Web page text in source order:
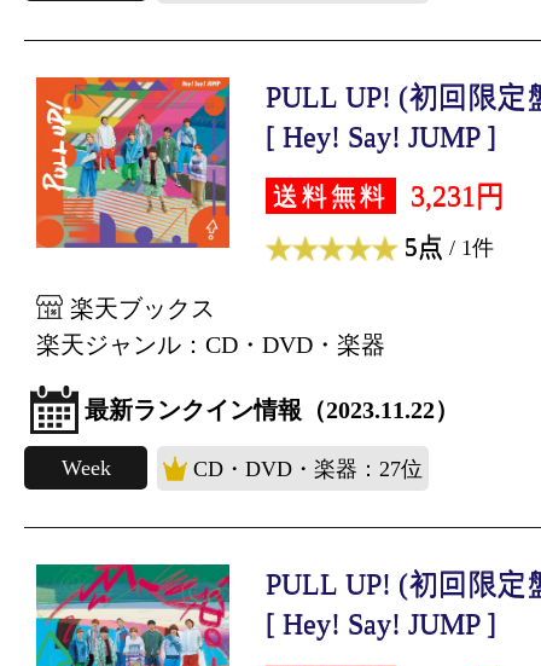
PULL UP! (初回限定
[ Hey! Say! JUMP ]
送料無料 3,231円
5点 / 1件
楽天ブックス
楽天ジャンル：CD・DVD・楽器
最新ランクイン情報（2023.11.22）
Week CD・DVD・楽器：27位
PULL UP! (初回限定
[ Hey! Say! JUMP ]